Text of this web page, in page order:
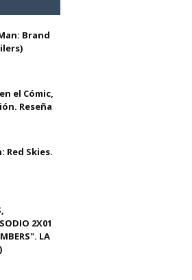
Brand
el Cómic,
Reseña
Red Skies.
2X01
LA